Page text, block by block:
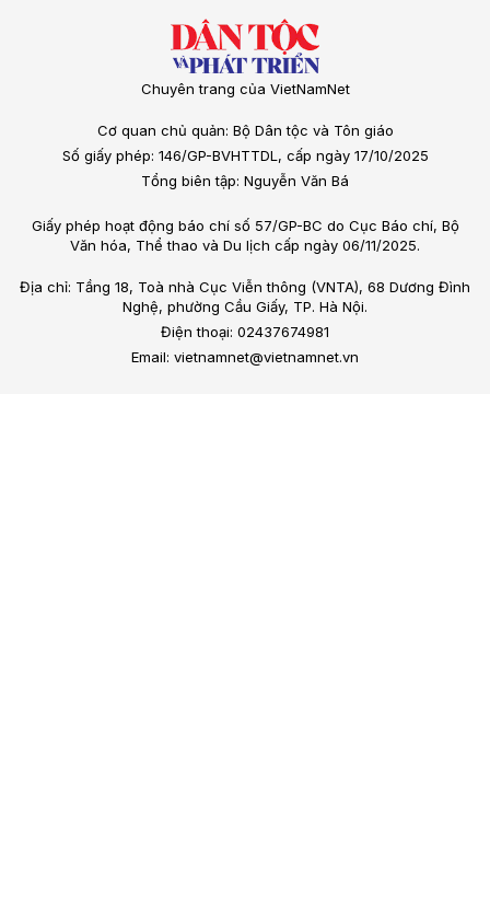
Chuyên trang của VietNamNet
Cơ quan chủ quản: Bộ Dân tộc và Tôn giáo
Số giấy phép: 146/GP-BVHTTDL, cấp ngày 17/10/2025
Tổng biên tập: Nguyễn Văn Bá
Giấy phép hoạt động báo chí số 57/GP-BC do Cục Báo chí, Bộ
Văn hóa, Thể thao và Du lịch cấp ngày 06/11/2025.
Địa chỉ: Tầng 18, Toà nhà Cục Viễn thông (VNTA), 68 Dương Đình
Nghệ, phường Cầu Giấy, TP. Hà Nội.
Điện thoại: 02437674981
Email: vietnamnet@vietnamnet.vn